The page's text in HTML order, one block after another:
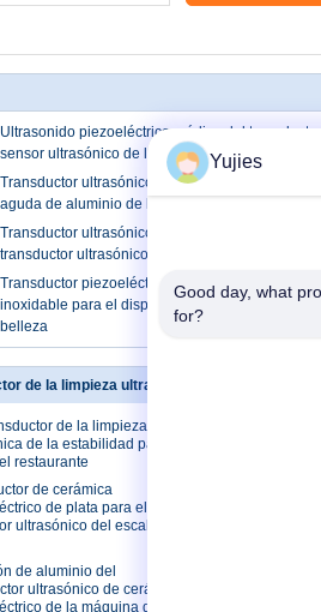
Ultrasonido piezoeléctrico médico del
sensor ultrasónico de la burbuja plástica
Transductor ultrasónico médico de plata para la
aguda de aluminio de la belleza 1Mhz
Transductor ultrasónico médico del escalador
transductor ultrasónico del poder más elevado
Transductor piezoeléctrico de alta frecuencia del
inoxidable para el dispositivo facial ultrasónico de
belleza
de la limpieza ultrasónica
de la limpieza
de la estabilidad para la
restaurante
de cerámica
de plata para el
ultrasónico del escalador
de aluminio del
ultrasónico de cerámica
de la máquina de la
Yujies
Good day, what
for?